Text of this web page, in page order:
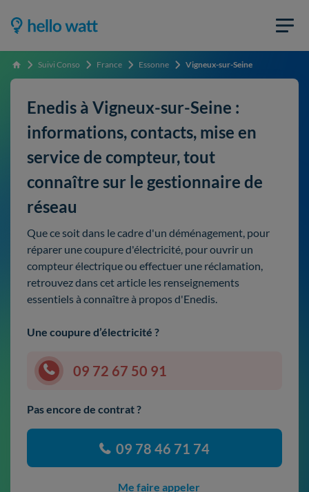
Accueil Suivi Conso France Essonne Vigneux-sur-Seine
Enedis à Vigneux-sur-Seine :
informations, contacts, mise en
service de compteur, tout
connaître sur le gestionnaire de
réseau
Que ce soit dans le cadre d'un déménagement, pour
réparer une coupure d'électricité, pour ouvrir un
compteur électrique ou effectuer une réclamation,
retrouvez dans cet article les renseignements
essentiels à connaître à propos d'Enedis.
Une coupure d’électricité ?
09 72 67 50 91
Pas encore de contrat ?
09 78 46 71 74
Me faire appeler